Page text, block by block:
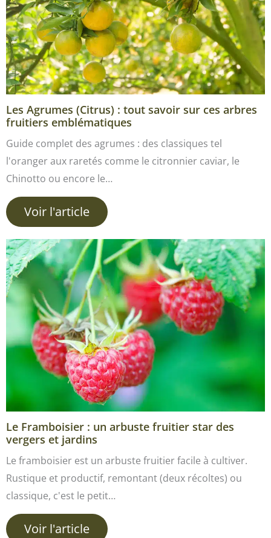
Les Agrumes (Citrus) : tout savoir sur ces arbres
fruitiers emblématiques
Guide complet des agrumes : des classiques tel
l'oranger aux raretés comme le citronnier caviar, le
Chinotto ou encore le…
Voir l'article
Le Framboisier : un arbuste fruitier star des
vergers et jardins
Le framboisier est un arbuste fruitier facile à cultiver.
Rustique et productif, remontant (deux récoltes) ou
classique, c'est le petit…
Voir l'article